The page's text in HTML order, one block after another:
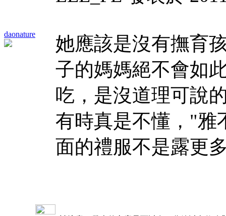
daonature
她應該是沒有撫育
子的媽媽絕不會如
吃，是沒道理可說
有時真是不懂，"雅
面的禮服不是露更